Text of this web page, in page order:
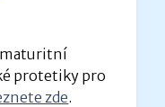
protetiky pro
zde.